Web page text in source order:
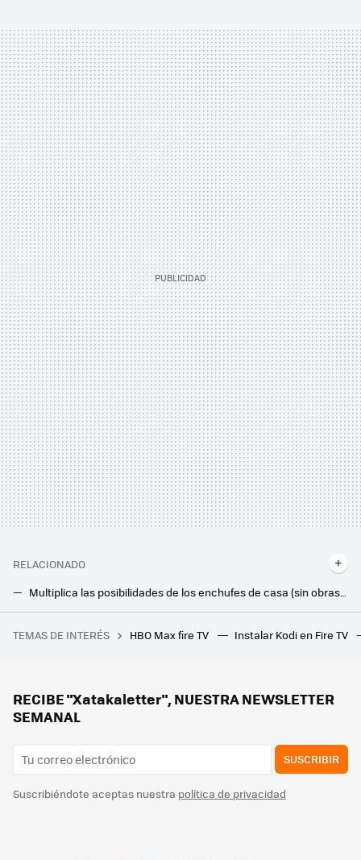
RELACIONADO
Multiplica las posibilidades de los enchufes de casa (sin obras ni electricistas) con este invento de menos de 17 euros
La solución económica (y fácil de montar) que necesitas si quieres tener los zapatos ordenados y vives en un piso pequeño
La película de superhéroes más taquillera de la historia vuelve a los cines para repetir el éxito con una versión más larga
TEMAS DE INTERÉS HBO Max fire TV Instalar Kodi en Fire TV
RECIBE "Xatakaletter", NUESTRA NEWSLETTER
SEMANAL
SUSCRIBIR
Suscribiéndote aceptas nuestra política de privacidad